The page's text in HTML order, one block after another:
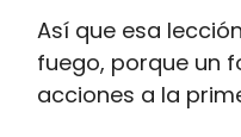
Así que esa
fuego, porque un
acciones a la